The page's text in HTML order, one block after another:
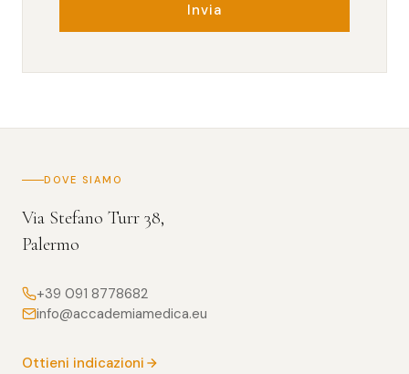
Invia
DOVE SIAMO
Via Stefano Turr 38,
Palermo
+39 091 8778682
info@accademiamedica.eu
Ottieni indicazioni